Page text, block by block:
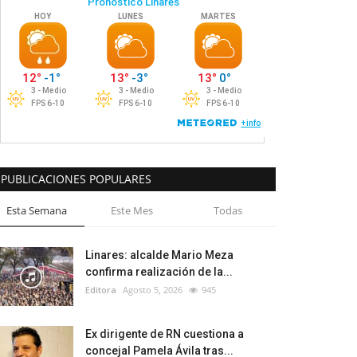
PUBLICACIONES POPULARES
Esta Semana Este Mes Todas
Linares: alcalde Mario Meza
confirma realización de la...
Editora Agosto 5, 2026 945
Ex dirigente de RN cuestiona a
concejal Pamela Ávila tras...